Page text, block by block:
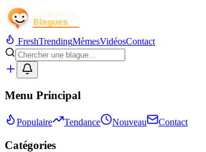
FreshTrendingMèmesVidéosContact
Menu Principal
Populaire Tendance Nouveau Contact
Catégories